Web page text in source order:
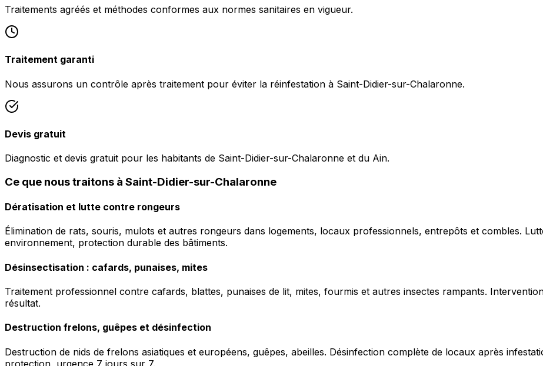
Traitements agréés et méthodes conformes aux normes sanitaires en vigueur.
Traitement garanti
Nous assurons un contrôle après traitement pour éviter la réinfestation à Saint-Didier-sur-Chalaronne.
Devis gratuit
Diagnostic et devis gratuit pour les habitants de Saint-Didier-sur-Chalaronne et du Ain.
Ce que nous traitons à Saint-Didier-sur-Chalaronne
Dératisation et lutte contre rongeurs
Élimination de rats, souris, mulots et autres rongeurs dans logements, locaux professionnels, entrepôts et combles.
environnement, protection durable des bâtiments.
Désinsectisation : cafards, punaises, mites
Traitement professionnel contre cafards, blattes, punaises de lit, mites, fourmis et autres insectes rampants.
résultat.
Destruction frelons, guêpes et désinfection
Destruction de nids de frelons asiatiques et européens, guêpes, abeilles. Désinfection complète de locaux après
protection, urgence 7 jours sur 7.